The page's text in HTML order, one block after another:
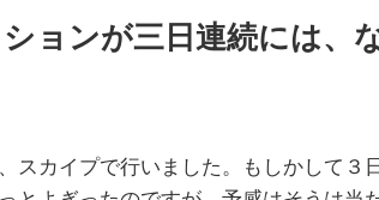
ョンが三日連続には、
スカイプで行いました。もしかして